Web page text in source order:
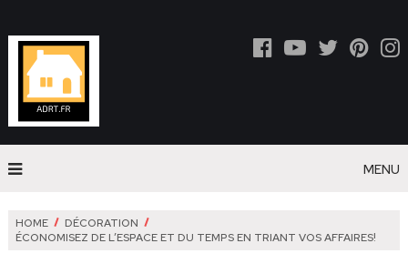
MENU
HOME
DÉCORATION
ÉCONOMISEZ DE L’ESPACE ET DU TEMPS EN TRIANT VOS AFFAIRES!